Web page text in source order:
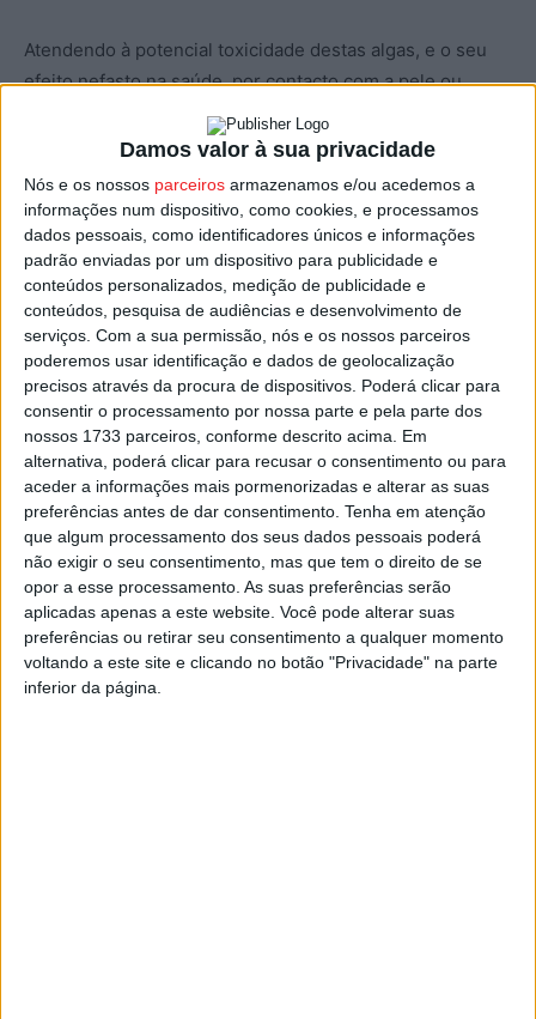
Damos valor à sua privacidade
Nós e os nossos parceiros armazenamos e/ou acedemos a
informações num dispositivo, como cookies, e processamos
dados pessoais, como identificadores únicos e informações
padrão enviadas por um dispositivo para publicidade e
conteúdos personalizados, medição de publicidade e
conteúdos, pesquisa de audiências e desenvolvimento de
serviços. Com a sua permissão, nós e os nossos parceiros
poderemos usar identificação e dados de geolocalização
precisos através da procura de dispositivos. Poderá clicar para
consentir o processamento por nossa parte e pela parte dos
nossos 1733 parceiros, conforme descrito acima. Em
alternativa, poderá clicar para recusar o consentimento ou para
aceder a informações mais pormenorizadas e alterar as suas
preferências antes de dar consentimento. Tenha em atenção
que algum processamento dos seus dados pessoais poderá
não exigir o seu consentimento, mas que tem o direito de se
opor a esse processamento. As suas preferências serão
aplicadas apenas a este website. Você pode alterar suas
preferências ou retirar seu consentimento a qualquer momento
voltando a este site e clicando no botão "Privacidade" na parte
inferior da página.
Atendendo à potencial toxicidade destas algas, e o seu
efeito nefasto na saúde, por contacto com a pele ou
quando inaladas, a Saúde Pública e o Município de
Tondela informam a população que é absolutamente
desaconselhada
a realização de atividades lúdicas e
desportivas aquáticas, a prática da natação, a ida banhos
e mergulhos, bem como a prática de atividade piscatória,
enquanto a situação se mantiver.
O contato com estas cianobactérias pode causar
sintomas do tipo alérgico semelhantes à “febre dos
fenos” com renite, conjuntivite e dispneia e ainda
desencadear reações inflamatórias da pele.
Em caso de ingestão, podem verificar-se intoxicações
agudas e quadros de gastroenterite com diarreia,
náuseas, vómitos, cólicas abdominais, febre, entre outros
sintomas.
O Município de Tondela apela a toda a população e
visitantes para cumprirem esta recomendação das
autoridades sanitárias. O executivo informa que está a